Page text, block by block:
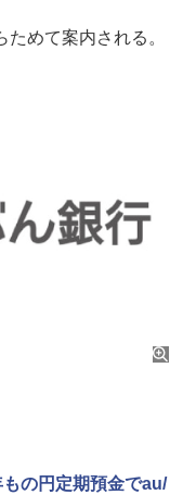
めて案内される。
の円定期預金でau/